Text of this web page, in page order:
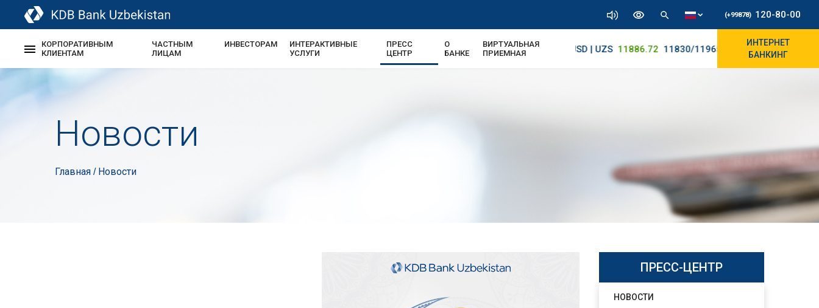
(+99878) 120-80-00
КОРПОРАТИВНЫМ
КЛИЕНТАМ
ЧАСТНЫМ
ЛИЦАМ
ИНВЕСТОРАМ
ИНТЕРАКТИВНЫЕ
УСЛУГИ
ПРЕСС
ЦЕНТР
О
БАНКЕ
ВИРТУАЛЬНАЯ
ПРИЕМНАЯ
USD | UZS 11886.72 11830/11965
ИНТЕРНЕТ
БАНКИНГ
Новости
Главная / Новости
ПРЕСС-ЦЕНТР
НОВОСТИ